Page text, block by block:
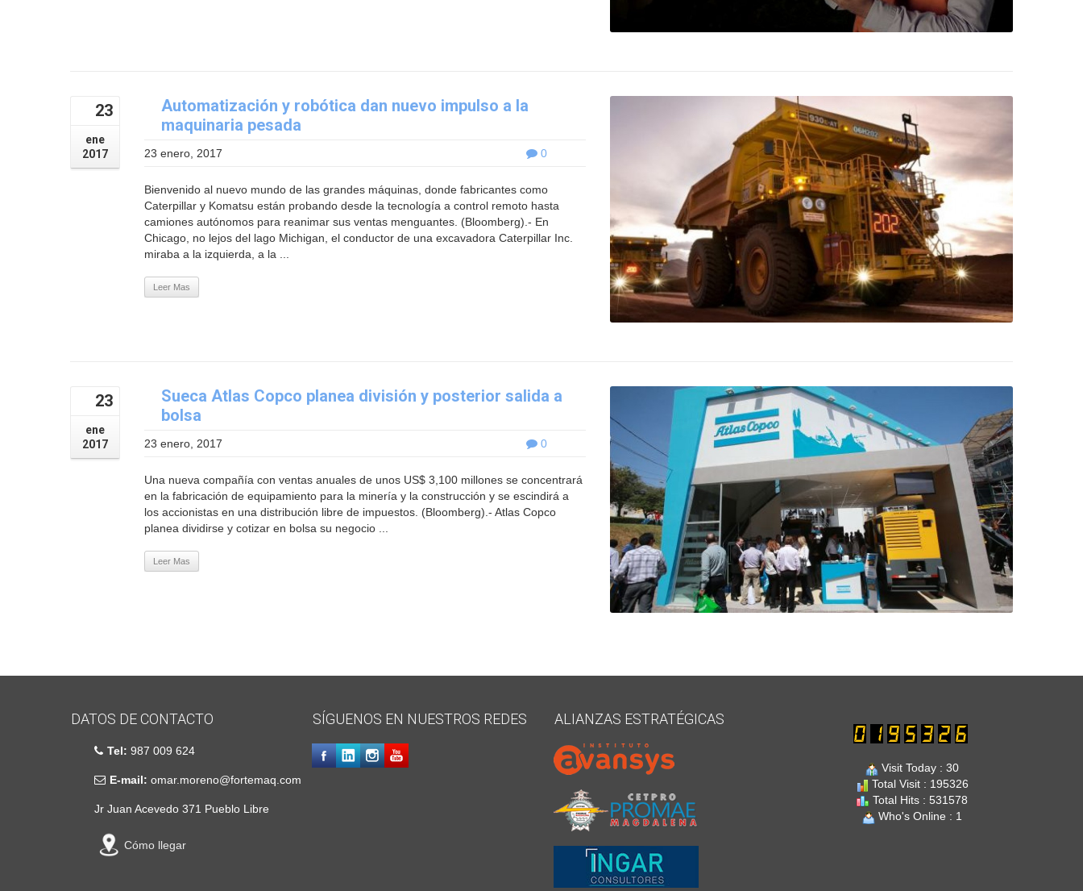
23
ene
2017
Automatización y robótica dan nuevo impulso a la
maquinaria pesada
0
23 enero, 2017
Bienvenido al nuevo mundo de las grandes máquinas, donde fabricantes como
Caterpillar y Komatsu están probando desde la tecnología a control remoto hasta
camiones autónomos para reanimar sus ventas menguantes. (Bloomberg).- En
Chicago, no lejos del lago Michigan, el conductor de una excavadora Caterpillar Inc.
miraba a la izquierda, a la ...
Leer Mas
23
ene
2017
Sueca Atlas Copco planea división y posterior salida a
bolsa
0
23 enero, 2017
Una nueva compañía con ventas anuales de unos US$ 3,100 millones se concentrará
en la fabricación de equipamiento para la minería y la construcción y se escindirá a
los accionistas en una distribución libre de impuestos. (Bloomberg).- Atlas Copco
planea dividirse y cotizar en bolsa su negocio ...
Leer Mas
DATOS DE CONTACTO
Tel: 987 009 624
E-mail: omar.moreno@fortemaq.com
Jr Juan Acevedo 371 Pueblo Libre
Cómo llegar
SÍGUENOS EN NUESTROS REDES ALIANZAS ESTRATÉGICAS
Visit Today : 30
Total Visit : 195326
Total Hits : 531578
Who's Online : 1